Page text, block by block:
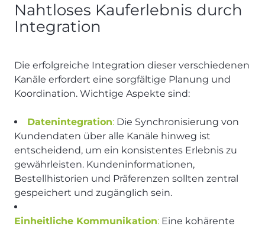
Nahtloses Kauferlebnis durch
Integration
Die erfolgreiche Integration dieser verschiedenen
Kanäle erfordert eine sorgfältige Planung und
Koordination. Wichtige Aspekte sind:
Datenintegration: Die Synchronisierung von
Kundendaten über alle Kanäle hinweg ist
entscheidend, um ein konsistentes Erlebnis zu
gewährleisten. Kundeninformationen,
Bestellhistorien und Präferenzen sollten zentral
gespeichert und zugänglich sein.
Einheitliche Kommunikation: Eine kohärente